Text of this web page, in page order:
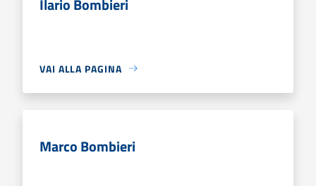
VAI ALLA PAGINA
Marco Bombieri